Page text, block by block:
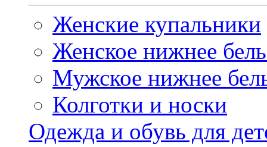
Женские купальники
Женское нижнее
Мужское нижнее
Колготки и носки
Одежда и обувь для